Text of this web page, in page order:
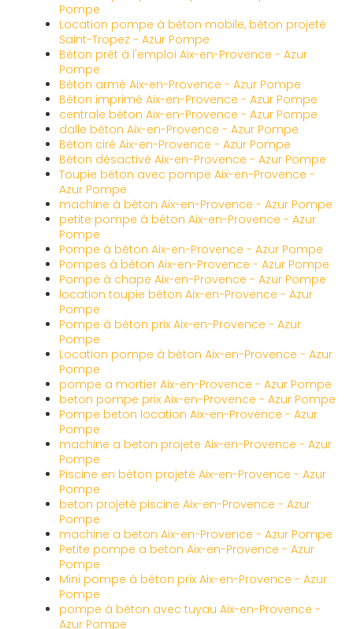
Pompe
Location pompe à béton mobile, béton projeté
Saint-Tropez - Azur Pompe
Béton prêt à l'emploi Aix-en-Provence - Azur
Pompe
Béton armé Aix-en-Provence - Azur Pompe
Béton imprimé Aix-en-Provence - Azur Pompe
centrale béton Aix-en-Provence - Azur Pompe
dalle béton Aix-en-Provence - Azur Pompe
Béton ciré Aix-en-Provence - Azur Pompe
Béton désactivé Aix-en-Provence - Azur Pompe
Toupie béton avec pompe Aix-en-Provence -
Azur Pompe
machine à béton Aix-en-Provence - Azur Pompe
petite pompe à béton Aix-en-Provence - Azur
Pompe
Pompe à béton Aix-en-Provence - Azur Pompe
Pompes à béton Aix-en-Provence - Azur Pompe
Pompe à chape Aix-en-Provence - Azur Pompe
location toupie béton Aix-en-Provence - Azur
Pompe
Pompe à béton prix Aix-en-Provence - Azur
Pompe
Location pompe à béton Aix-en-Provence - Azur
Pompe
pompe a mortier Aix-en-Provence - Azur Pompe
beton pompe prix Aix-en-Provence - Azur Pompe
Pompe beton location Aix-en-Provence - Azur
Pompe
machine a beton projete Aix-en-Provence - Azur
Pompe
Piscine en béton projeté Aix-en-Provence - Azur
Pompe
beton projeté piscine Aix-en-Provence - Azur
Pompe
machine a beton Aix-en-Provence - Azur Pompe
Petite pompe a beton Aix-en-Provence - Azur
Pompe
Mini pompe à béton prix Aix-en-Provence - Azur
Pompe
pompe à béton avec tuyau Aix-en-Provence -
Azur Pompe